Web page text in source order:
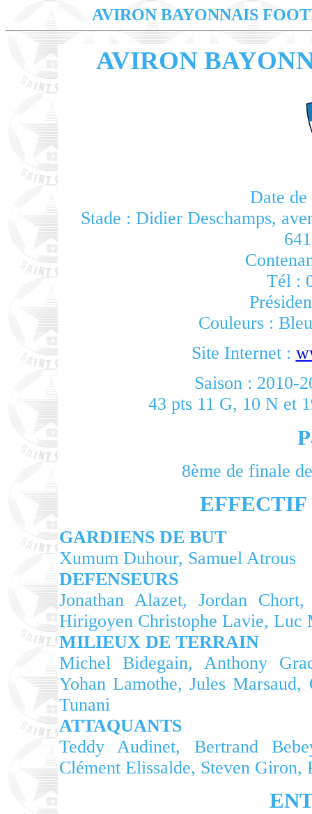
AVIRON BAYONNAIS
AVIRON
Date
Stade : Didier Deschamps,
Tél :
Couleurs :
Site Internet :
Saison : 2010-
43 pts 11 G, 10 N et
8ème de finale
EFFECTIF
GARDIENS DE BUT
Xumum Duhour, Samuel Atrous
DEFENSEURS
Jonathan Alazet, Jordan
Hirigoyen Christophe Lavie, Luc
MILIEUX DE TERRAIN
Michel Bidegain, Anthony
Yohan Lamothe, Jules
Tunani
ATTAQUANTS
Teddy Audinet, Bertrand
Clément Elissalde, Steven Giron,